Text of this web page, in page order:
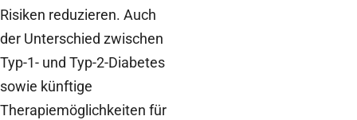
Risiken reduzieren. Auch
der Unterschied zwischen
Typ-1- und Typ-2-Diabetes
sowie künftige
Therapiemöglichkeiten für